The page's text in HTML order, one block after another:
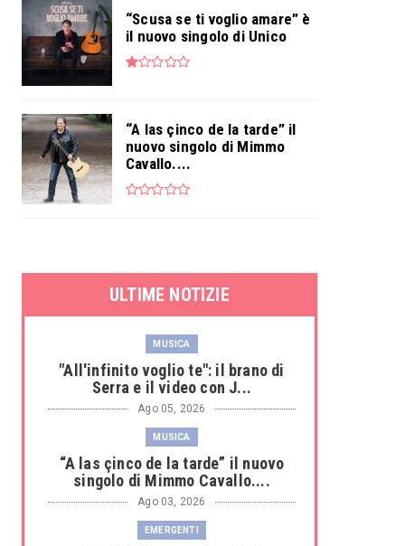
“Scusa se ti voglio amare” è
il nuovo singolo di Unico
“A las çinco de la tarde” il
nuovo singolo di Mimmo
Cavallo....
ULTIME NOTIZIE
MUSICA
"All'infinito voglio te": il brano di
Serra e il video con J...
Ago 05, 2026
MUSICA
“A las çinco de la tarde” il nuovo
singolo di Mimmo Cavallo....
Ago 03, 2026
EMERGENTI